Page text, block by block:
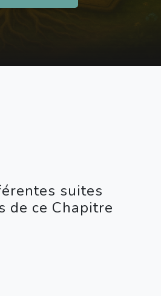
suites
de ce Chapitre